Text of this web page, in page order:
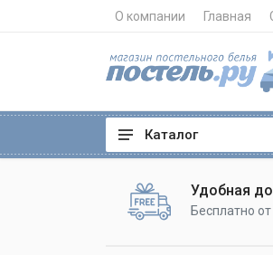
О компании Главная
Каталог
Удобная
Бесплатно от